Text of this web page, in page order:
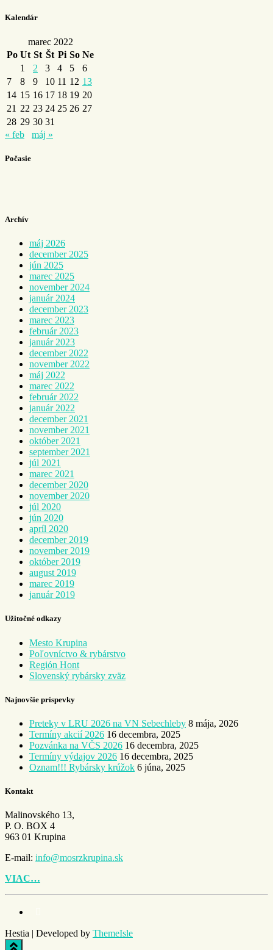
Kalendár
marec 2022
Po Ut St Št Pi So Ne
1
2 3 4 5
6
7
8 9 10 11 12 13
14 15 16 17 18 19 20
21 22 23 24 25 26 27
28 29 30 31
« feb
máj »
Počasie
Archív
máj 2026
december 2025
jún 2025
marec 2025
november 2024
január 2024
december 2023
marec 2023
február 2023
január 2023
december 2022
november 2022
máj 2022
marec 2022
február 2022
január 2022
december 2021
november 2021
október 2021
september 2021
júl 2021
marec 2021
december 2020
november 2020
júl 2020
jún 2020
apríl 2020
december 2019
november 2019
október 2019
august 2019
marec 2019
január 2019
Užitočné odkazy
Mesto Krupina
Poľovníctvo & rybárstvo
Región Hont
Slovenský rybársky zväz
Najnovšie príspevky
Preteky v LRU 2026 na VN Sebechleby 8 mája, 2026
Termíny akcií 2026 16 decembra, 2025
Pozvánka na VČS 2026 16 decembra, 2025
Termíny výdajov 2026 16 decembra, 2025
Oznam!!! Rybársky krúžok 6 júna, 2025
Kontakt
Malinovského 13,
P. O. BOX 4
963 01 Krupina
E-mail: info@mosrzkrupina.sk
VIAC…
Hestia | Developed by ThemeIsle